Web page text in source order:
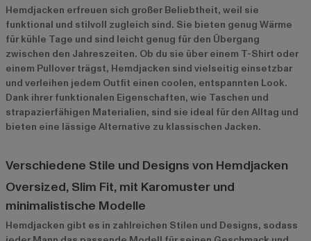
Hemdjacken erfreuen sich großer Beliebtheit, weil sie
funktional und stilvoll zugleich sind. Sie bieten genug Wärme
für kühle Tage und sind leicht genug für den Übergang
zwischen den Jahreszeiten. Ob du sie über einem T-Shirt oder
einem Pullover trägst, Hemdjacken sind vielseitig einsetzbar
und verleihen jedem Outfit einen coolen, entspannten Look.
Dank ihrer funktionalen Eigenschaften, wie Taschen und
strapazierfähigen Materialien, sind sie ideal für den Alltag und
bieten eine lässige Alternative zu klassischen Jacken.
Verschiedene Stile und Designs von Hemdjacken
Oversized, Slim Fit, mit Karomuster und
minimalistische Modelle
Hemdjacken gibt es in zahlreichen Stilen und Designs, sodass